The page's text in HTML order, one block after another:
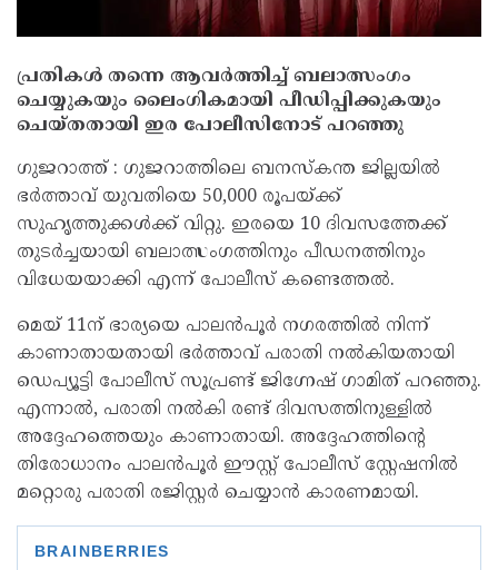
പ്രതികള്‍ തന്നെ ആവർത്തിച്ച്‌ ബലാത്സംഗം
ചെയ്യുകയും ലൈംഗികമായി പീഡിപ്പിക്കുകയും
ചെയ്തതായി ഇര പോലീസിനോട് പറഞ്ഞു
ഗുജറാത്ത്‌ : ഗുജറാത്തിലെ ബനസ്‌കന്ത ജില്ലയില്‍
ഭർത്താവ് യുവതിയെ 50,000 രൂപയ്ക്ക്
സുഹൃത്തുക്കള്‍ക്ക് വിറ്റു. ഇരയെ 10 ദിവസത്തേക്ക്
തുടർച്ചയായി ബലാത്സംഗത്തിനും പീഡനത്തിനും
വിധേയയാക്കി എന്ന് പോലീസ് കണ്ടെത്തല്‍.
മെയ് 11ന് ഭാര്യയെ പാലൻപൂർ നഗരത്തില്‍ നിന്ന്
കാണാതായതായി ഭർത്താവ് പരാതി നല്‍കിയതായി
ഡെപ്യൂട്ടി പോലീസ് സൂപ്രണ്ട് ജിഗ്നേഷ് ഗാമിത് പറഞ്ഞു.
എന്നാല്‍, പരാതി നല്‍കി രണ്ട് ദിവസത്തിനുള്ളില്‍
അദ്ദേഹത്തെയും കാണാതായി. അദ്ദേഹത്തിന്റെ
തിരോധാനം പാലൻപൂർ ഈസ്റ്റ് പോലീസ് സ്റ്റേഷനില്‍
മറ്റൊരു പരാതി രജിസ്റ്റർ ചെയ്യാൻ കാരണമായി.